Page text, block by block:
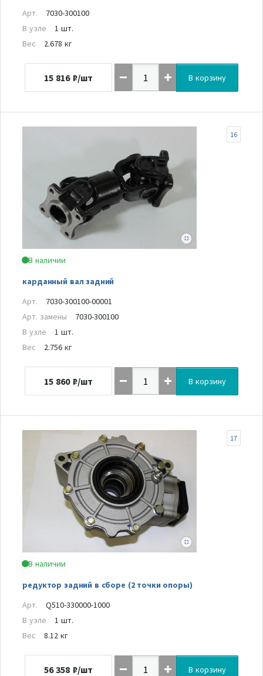
Арт.
7030-300100
В узле
1 шт.
Вес
2.678 кг
15 816 ₽/шт В корзину
В наличии
карданный вал задний
16
Арт.
7030-300100-00001
Арт. замены
7030-300100
В узле
1 шт.
Вес
2.756 кг
15 860 ₽/шт В корзину
В наличии
редуктор задний в сборе (2 точки опоры)
17
Арт.
Q510-330000-1000
В узле
1 шт.
Вес
8.12 кг
56 358 ₽/шт В корзину